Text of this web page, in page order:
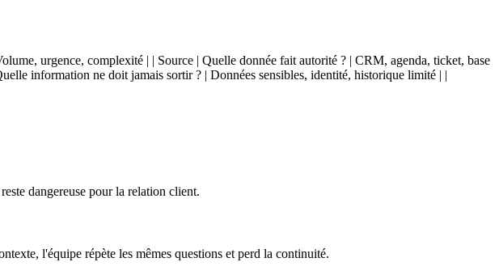
urgence, complexité | | Source | Quelle donnée fait autorité ? | CRM, agenda, ticket, base
information ne doit jamais sortir ? | Données sensibles, identité, historique limité | |
dangereuse pour la relation client.
l'équipe répète les mêmes questions et perd la continuité.